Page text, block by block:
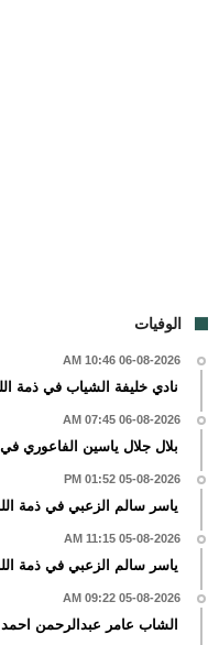
الوفيات
06-08-2026 10:46 AM
نادي خليفة الشياب في ذمة
06-08-2026 07:45 AM
بلال جلال ياسين الفاعوري في
05-08-2026 01:52 PM
ياسر سالم الزعبي في ذمة
05-08-2026 11:15 AM
ياسر سالم الزعبي في ذمة
05-08-2026 09:22 AM
الشاب عامر عبدالرحمن